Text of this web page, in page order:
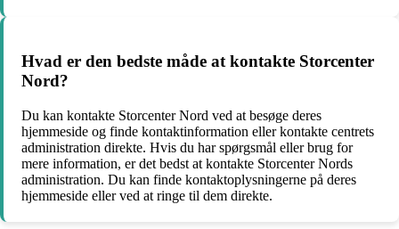
Hvad er den bedste måde at kontakte Storcenter
Nord?
Du kan kontakte Storcenter Nord ved at besøge deres
hjemmeside og finde kontaktinformation eller kontakte centrets
administration direkte. Hvis du har spørgsmål eller brug for
mere information, er det bedst at kontakte Storcenter Nords
administration. Du kan finde kontaktoplysningerne på deres
hjemmeside eller ved at ringe til dem direkte.